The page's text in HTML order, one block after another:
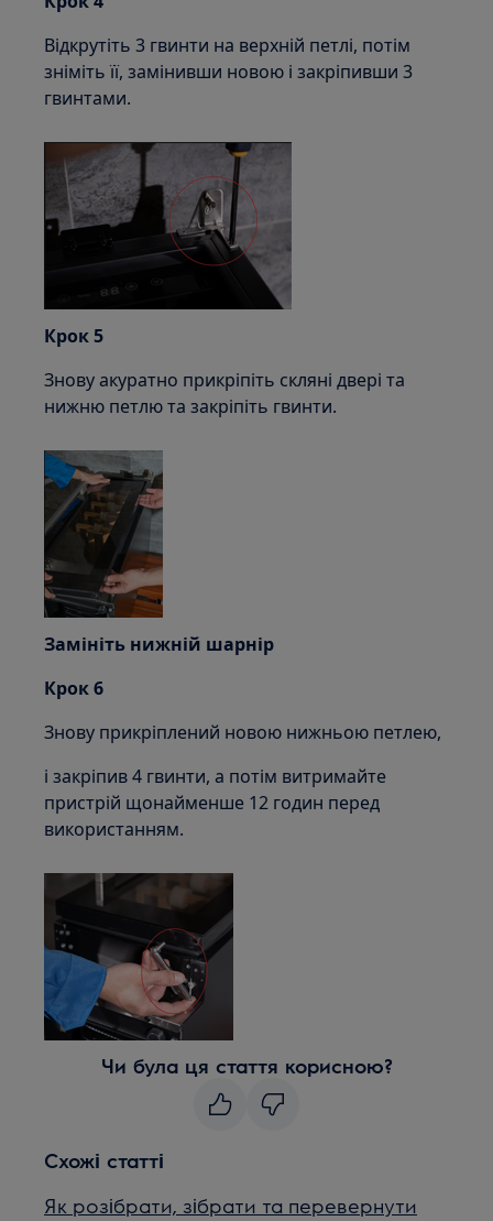
Відкрутіть 3 гвинти на верхній петлі, потім
зніміть її, замінивши новою і закріпивши 3
гвинтами.
Крок 5
Знову акуратно прикріпіть скляні двері та
нижню петлю та закріпіть гвинти.
Замініть нижній шарнір
Крок 6
Знову прикріплений новою нижньою петлею,
і закріпив 4 гвинти, а потім витримайте
пристрій щонайменше 12 годин перед
використанням.
Чи була ця стаття корисною?
Схожі статті
Як розібрати, зібрати та перевернути